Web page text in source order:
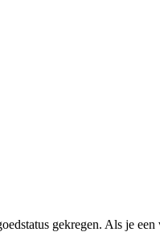
gekregen. Als je een